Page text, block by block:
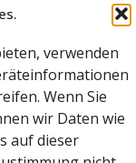
verwenden
Wenn Sie
wir Daten wie
auf dieser
Rechtliches
Datenschutz
Impressum